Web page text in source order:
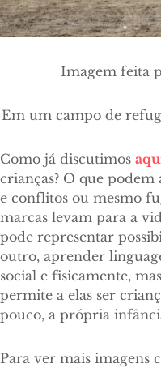
Imagem feita
Em um campo de
Como já discutimos
crianças? O que
e conflitos ou mesmo
marcas levam para a
pode representar
outro, aprender
social e fisicamente,
permite a elas ser
pouco, a própria
Para ver mais imagens